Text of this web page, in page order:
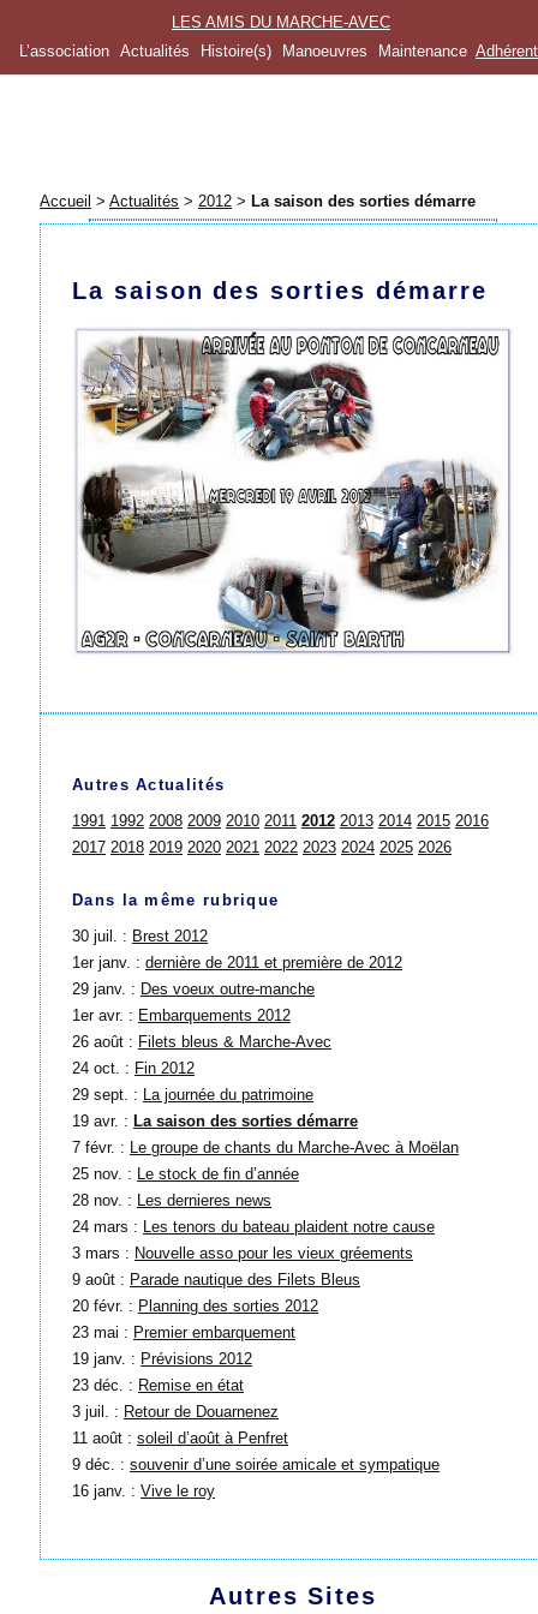
LES AMIS DU MARCHE-AVEC
L’association
Actualités Histoire(s) Manoeuvres Maintenance
Accueil > Actualités > 2012 > La saison des sorties démarre
La saison des sorties démarre
Autres Actualités
1991 1992 2008 2009 2010 2011 2012 2013 2014 2015 2016
2017 2018 2019 2020 2021 2022 2023 2024 2025 2026
Dans la même rubrique
30 juil. : Brest 2012
1er janv. : dernière de 2011 et première de 2012
29 janv. : Des voeux outre-manche
1er avr. : Embarquements 2012
26 août : Filets bleus & Marche-Avec
24 oct. : Fin 2012
29 sept. :
La journée du patrimoine
19 avr. : La saison des sorties démarre
7 févr. :
Le groupe de chants du Marche-Avec à Moëlan
25 nov. :
Le stock de fin d’année
28 nov. :
Les dernieres news
24 mars :
Les tenors du bateau plaident notre cause
3 mars : Nouvelle asso pour les vieux gréements
9 août : Parade nautique des Filets Bleus
20 févr. : Planning des sorties 2012
23 mai : Premier embarquement
19 janv. : Prévisions 2012
23 déc. : Remise en état
3 juil. : Retour de Douarnenez
11 août : soleil d’août à Penfret
9 déc. : souvenir d’une soirée amicale et sympatique
16 janv. : Vive le roy
Autres Sites